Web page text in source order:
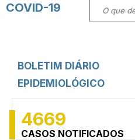
COVID-19
BOLETIM DIÁRIO
EPIDEMIOLÓGICO
4669
CASOS NOTIFICADOS